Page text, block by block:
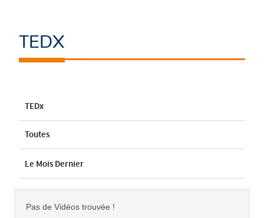
TEDX
TEDx
Toutes
Le Mois Dernier
Pas de Vidéos trouvée !